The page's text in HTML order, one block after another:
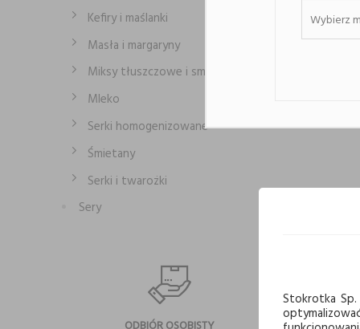
Kefiry i maślanki
Masła i margaryny
Miksy tłuszczowe i smalce
Mleko
Serki homogenizowane
Śmietany
Serki i twarożki
Sery
ODBIÓR OSOBISTY
Stokrotka
Wybierz